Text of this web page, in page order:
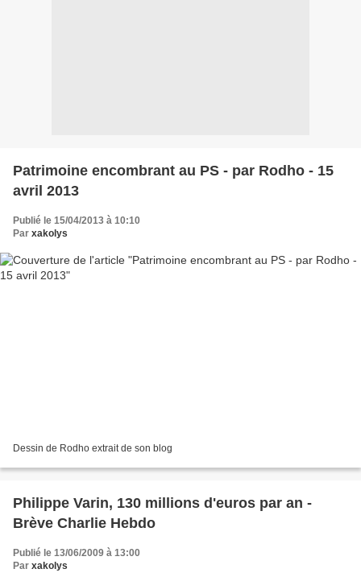
Patrimoine encombrant au PS - par Rodho - 15
avril 2013
Publié le 15/04/2013 à 10:10
Par xakolys
Dessin de Rodho extrait de son blog
Philippe Varin, 130 millions d'euros par an -
Brève Charlie Hebdo
Publié le 13/06/2009 à 13:00
Par xakolys